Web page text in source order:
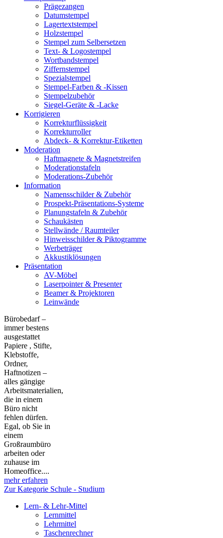
Prägezangen
Datumstempel
Lagertextstempel
Holzstempel
Stempel zum Selbersetzen
Text- & Logostempel
Wortbandstempel
Ziffernstempel
Spezialstempel
Stempel-Farben & -Kissen
Stempelzubehör
Siegel-Geräte & -Lacke
Korrigieren
Korrekturflüssigkeit
Korrekturroller
Abdeck- & Korrektur-Etiketten
Moderation
Haftmagnete & Magnetstreifen
Moderationstafeln
Moderations-Zubehör
Information
Namensschilder & Zubehör
Prospekt-Präsentations-Systeme
Planungstafeln & Zubehör
Schaukästen
Stellwände / Raumteiler
Hinweisschilder & Piktogramme
Werbeträger
Akkustiklösungen
Präsentation
AV-Möbel
Laserpointer & Presenter
Beamer & Projektoren
Leinwände
Bürobedarf –
immer bestens
ausgestattet
Papiere , Stifte,
Klebstoffe,
Ordner,
Haftnotizen –
alles gängige
Arbeitsmaterialien,
die in einem
Büro nicht
fehlen dürfen.
Egal, ob Sie in
einem
Großraumbüro
arbeiten oder
zuhause im
Homeoffice....
mehr erfahren
Zur Kategorie Schule - Studium
Lern- & Lehr-Mittel
Lernmittel
Lehrmittel
Taschenrechner